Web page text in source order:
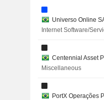
MPM
Universo Online
Internet Software/
Centennial Asset
Miscellaneous
PortX Operações